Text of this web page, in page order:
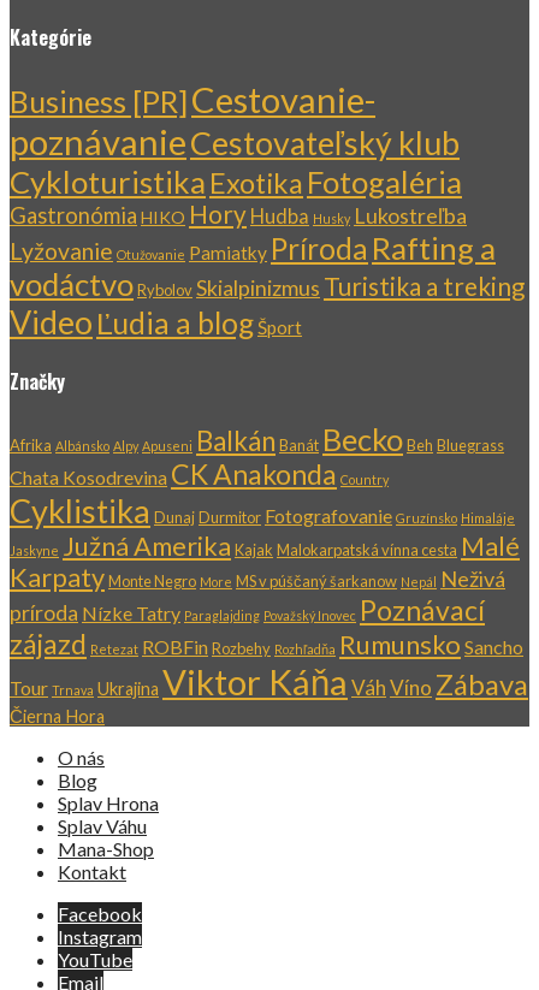
Kategórie
Business [PR]Cestovanie-
poznávanieCestovateľský klub
Cykloturistika Exotika Fotogaléria
Gastronómia HIKO Hory Hudba Husky Lukostreľba
Lyžovanie Otužovanie Pamiatky Príroda Rafting a
vodáctvoRybolovSkialpinizmus Turistika a treking
Video Ľudia a blogŠport
Značky
Afrika Albánsko Alpy Apuseni Balkán Banát BeckoBeh Bluegrass
Chata Kosodrevina CK Anakonda Country
Cyklistika DunajDurmitor Fotografovanie Gruzínsko Himaláje
Jaskyne Južná Amerika Kajak Malokarpatská vínna cesta Malé
KarpatyMonte Negro More MS v púščaný šarkanow Nepál
Neživá
príroda Nízke Tatry Paraglajding Považský Inovec Poznávací
zájazd Retezat ROBFin Rozbehy Rozhľadňa Rumunsko Sancho
Tour Trnava Ukrajina Viktor Káňa VáhVíno Zábava
Čierna Hora
O nás
Blog
Splav Hrona
Splav Váhu
Mana-Shop
Kontakt
Facebook
Instagram
YouTube
Email